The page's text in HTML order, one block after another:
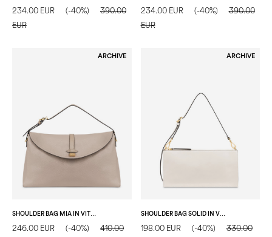
234.00 EUR (-40%)
390.00
EUR
234.00 EUR (-40%)
390.00
EUR
ARCHIVE
SHOULDER BAG MIA IN VITELLO TAUPE/TAUPE
246.00 EUR (-40%)
410.00
ARCHIVE
SHOULDER BAG SOLID IN VITELLO AVORIO
198.00 EUR (-40%)
330.00